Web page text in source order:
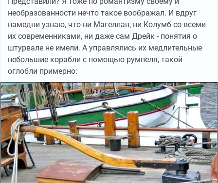
необразованности нечто такое воображал. И вдруг
намедни узнаю, что ни Магеллан, ни Колумб со всеми
их современниками, ни даже сам Дрейк - понятия о
штурвале не имели. А управлялись их медлительные
небольшие корабли с помощью румпеля, такой
оглобли примерно: